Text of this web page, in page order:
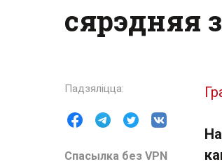
сярэдняя
Спасылка без VPN